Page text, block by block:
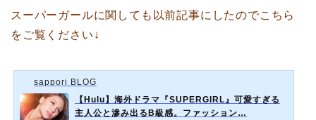
スーパーガールに関しても以前記事にしたのでこちら
をご覧ください↓
sappori BLOG
【Hulu】海外ドラマ『SUPERGIRL』可愛すぎる
主人公と滲み出るB級感。ファッション…